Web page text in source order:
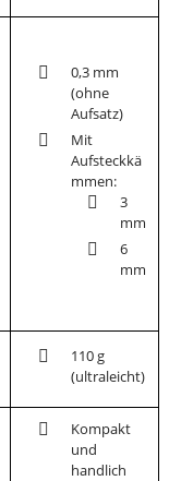
0,3 mm
(ohne
Aufsatz)
Mit
Aufsteckkä
mmen:
3
mm
6
mm
110 g
(ultraleicht)
Kompakt
und
handlich